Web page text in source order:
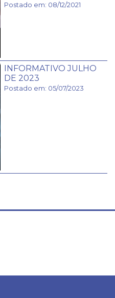
Postado em: 08/12/2021
INFORMATIVO JULHO
DE 2023
Postado em: 05/07/2023